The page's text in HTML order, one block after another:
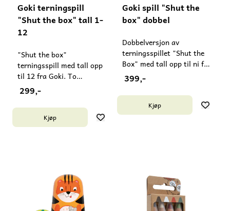
Goki terningspill
"Shut the box" tall 1-
12
"Shut the box"
terningsspill med tall opp
til 12 fra Goki. To
terninger følger med. 32,2
x 17,3 x 3,2 cm Passer fra
6 år. Inneholder små deler
- må ikke gis til barn under
3 år. Laget i Kina.
299,-
Kjøp
Goki spill "Shut the
box" dobbel
Dobbelversjon av
terningsspillet "Shut the
Box" med tall opp til ni fra
Goki. Her kan to personer
spille samtidig. Passer fra
6 år. Inneholder små deler
- ikke egnet for barn under
3 år. Laget i Kina.
399,-
Kjøp